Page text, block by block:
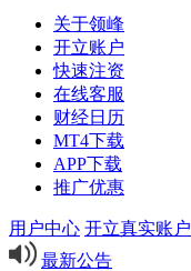
关于领峰
开立账户
快速注资
在线客服
财经日历
MT4下载
APP下载
推广优惠
用户中心 开立真实账户
最新公告